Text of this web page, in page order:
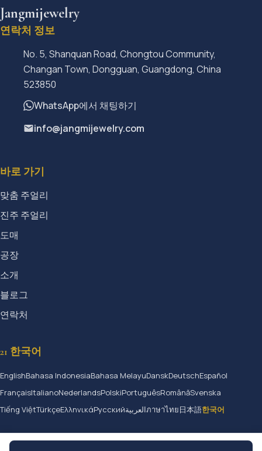
Jangmijewelry
연락처 정보
No. 5, Shanquan Road, Chongtou Community,
Changan Town, Dongguan, Guangdong, China
523850
WhatsApp에서 채팅하기
info@jangmijewelry.com
바로 가기
맞춤 주얼리
진주 주얼리
도매
공장
소개
블로그
연락처
21 한국어
EnglishBahasa IndonesiaBahasa MelayuDanskDeutschEspañol
FrançaisItalianoNederlandsPolskiPortuguêsRomânăSvenska
Tiếng ViệtTürkçeΕλληνικάРусскийالعربيةภาษาไทย日本語한국어